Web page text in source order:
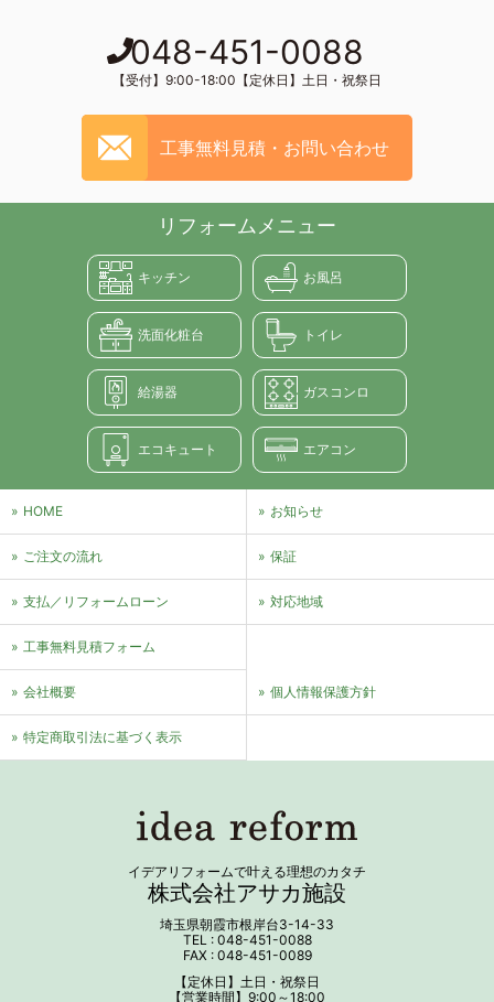
048-451-0088
【受付】9:00-18:00【定休日】土日・祝祭日
工事無料見積・お問い合わせ
イデアリフォームで叶える理想のカタチ
株式会社アサカ施設
埼玉県朝霞市根岸台3-14-33
TEL : 048-451-0088
FAX : 048-451-0089
【定休日】土日・祝祭日
【営業時間】9:00～18:00
リフォームメニュー
キッチン お風呂
洗面化粧台 トイレ
給湯器 ガスコンロ
エコキュート エアコン
HOME お知らせ
ご注文の流れ 保証
支払／リフォームローン 対応地域
⼯事無料⾒積フォーム
会社概要 個⼈情報保護⽅針
特定商取引法に基づく表⽰